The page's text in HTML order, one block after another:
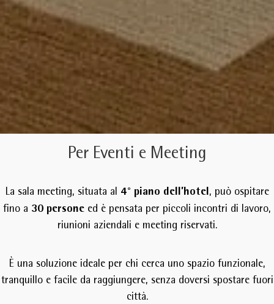
Per Eventi e Meeting
La sala meeting, situata al 4° piano dell’hotel , può ospitare
fino a 30 persone ed è pensata per piccoli incontri di lavoro,
riunioni aziendali e meeting riservati.
È una soluzione ideale per chi cerca uno spazio funzionale,
tranquillo e facile da raggiungere, senza doversi spostare fuori
città.